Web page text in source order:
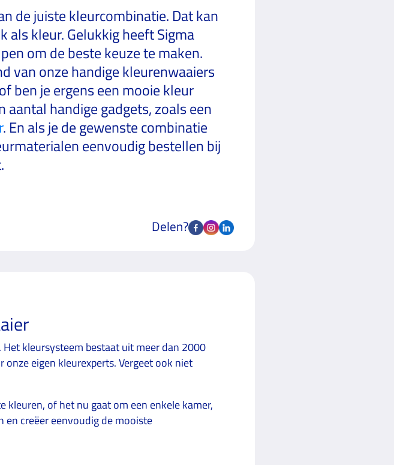
de juiste kleurcombinatie. Dat kan
als kleur. Gelukkig heeft Sigma
om de beste keuze te maken.
van onze handige kleurenwaaiers
ben je ergens een mooie kleur
handige gadgets, zoals een
. En als je de gewenste combinatie
eenvoudig bestellen bij
Delen?
kleursysteem bestaat uit meer dan 2000
eigen kleurexperts. Vergeet ook niet
kleuren, of het nu gaat om een enkele kamer,
en creëer eenvoudig de mooiste